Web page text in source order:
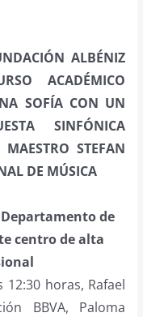
ALBÉNIZ
ACADÉMICO
SOFÍA CON UN
SINFÓNICA
STEFAN
DE MÚSICA
de
centro de alta
horas, Rafael
BBVA, Paloma